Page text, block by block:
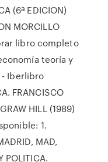
(6ª EDICION)
MORCILLO
libro completo
teoría y
Iberlibro
FRANCISCO
HILL (1989)
1.
MAD,
POLITICA.